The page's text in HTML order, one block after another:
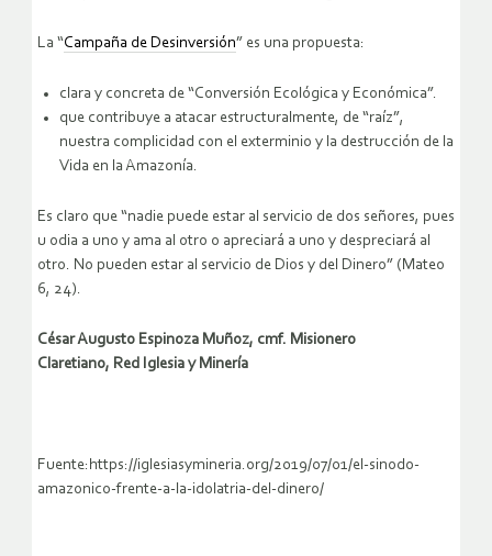
La “Campaña de Desinversión” es una propuesta:
clara y concreta de “Conversión Ecológica y Económica”.
que contribuye a atacar estructuralmente, de “raíz”,
nuestra complicidad con el exterminio y la destrucción de la
Vida en la Amazonía.
Es claro que “nadie puede estar al servicio de dos señores, pues
u odia a uno y ama al otro o apreciará a uno y despreciará al
otro. No pueden estar al servicio de Dios y del Dinero” (Mateo
6, 24).
César Augusto Espinoza Muñoz, cmf. Misionero
Claretiano, Red Iglesia y Minería
Fuente:https://iglesiasymineria.org/2019/07/01/el-sinodo-
amazonico-frente-a-la-idolatria-del-dinero/